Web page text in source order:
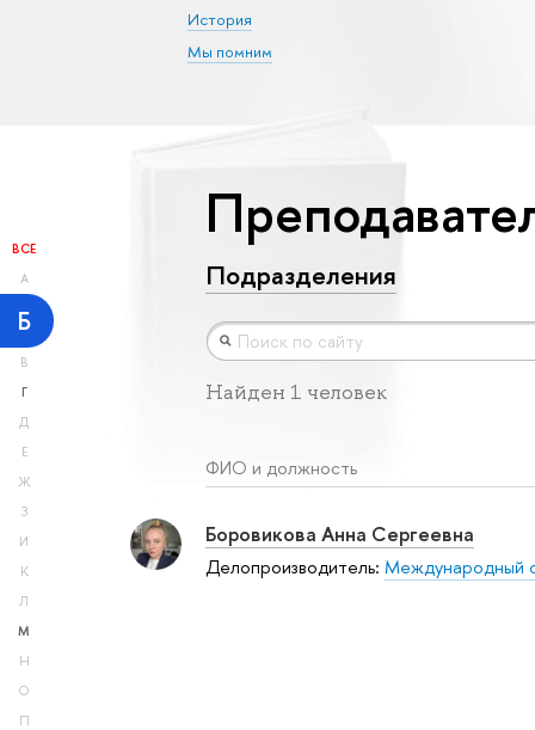
История
Мы помним
ВСЕ
А
Б
В
Г
Д
Е
Ж
З
И
К
Л
М
Н
О
П
Подразделения
Найден 1 человек
ФИО и должность
Боровикова Анна Сергеевна
Делопроизводитель: Международный